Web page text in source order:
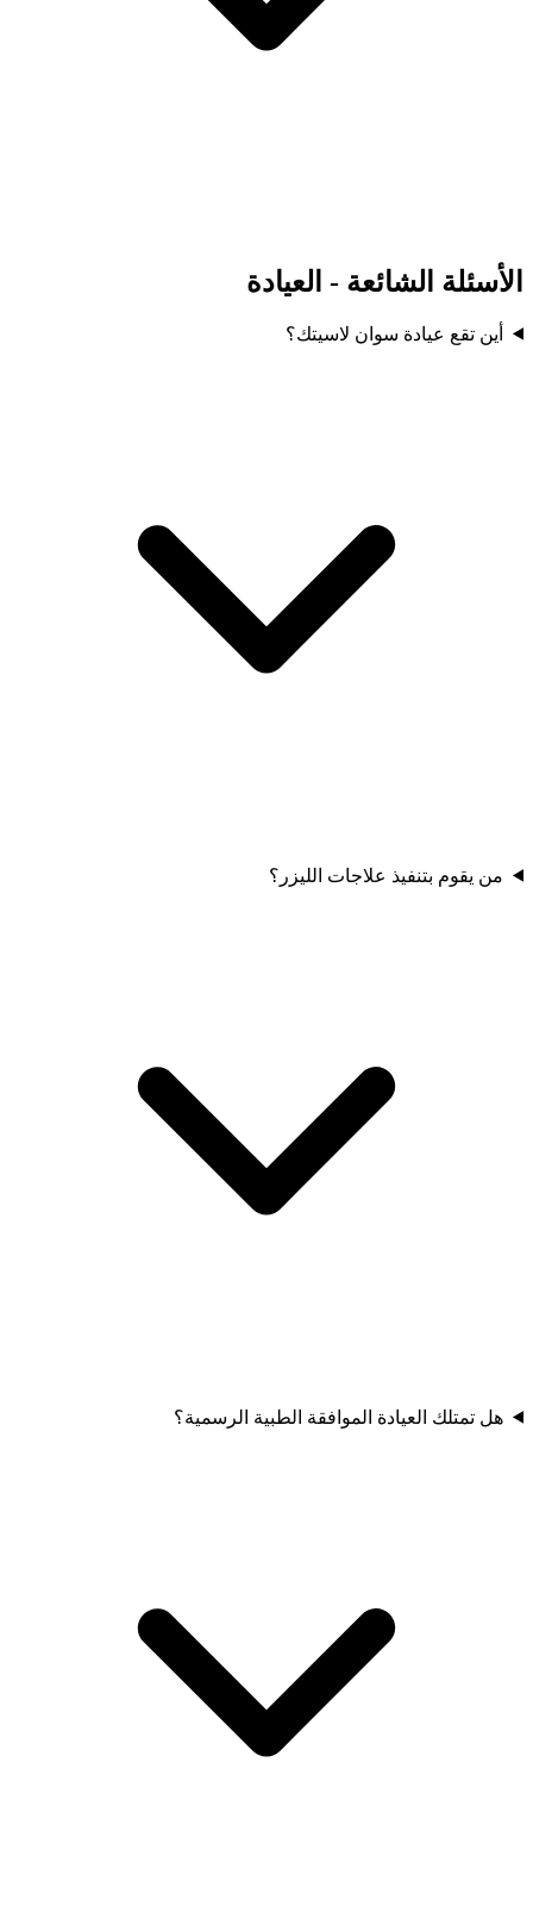
الأسئلة الشائعة - العيادة
أين تقع عيادة سوان لاسيتك؟
من يقوم بتنفيذ علاجات الليزر؟
هل تمتلك العيادة الموافقة الطبية الرسمية؟